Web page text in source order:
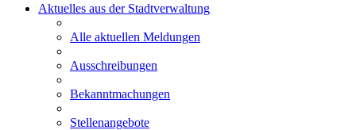
Aktuelles aus der Stadtverwaltung
Alle aktuellen Meldungen
Ausschreibungen
Bekanntmachungen
Stellenangebote